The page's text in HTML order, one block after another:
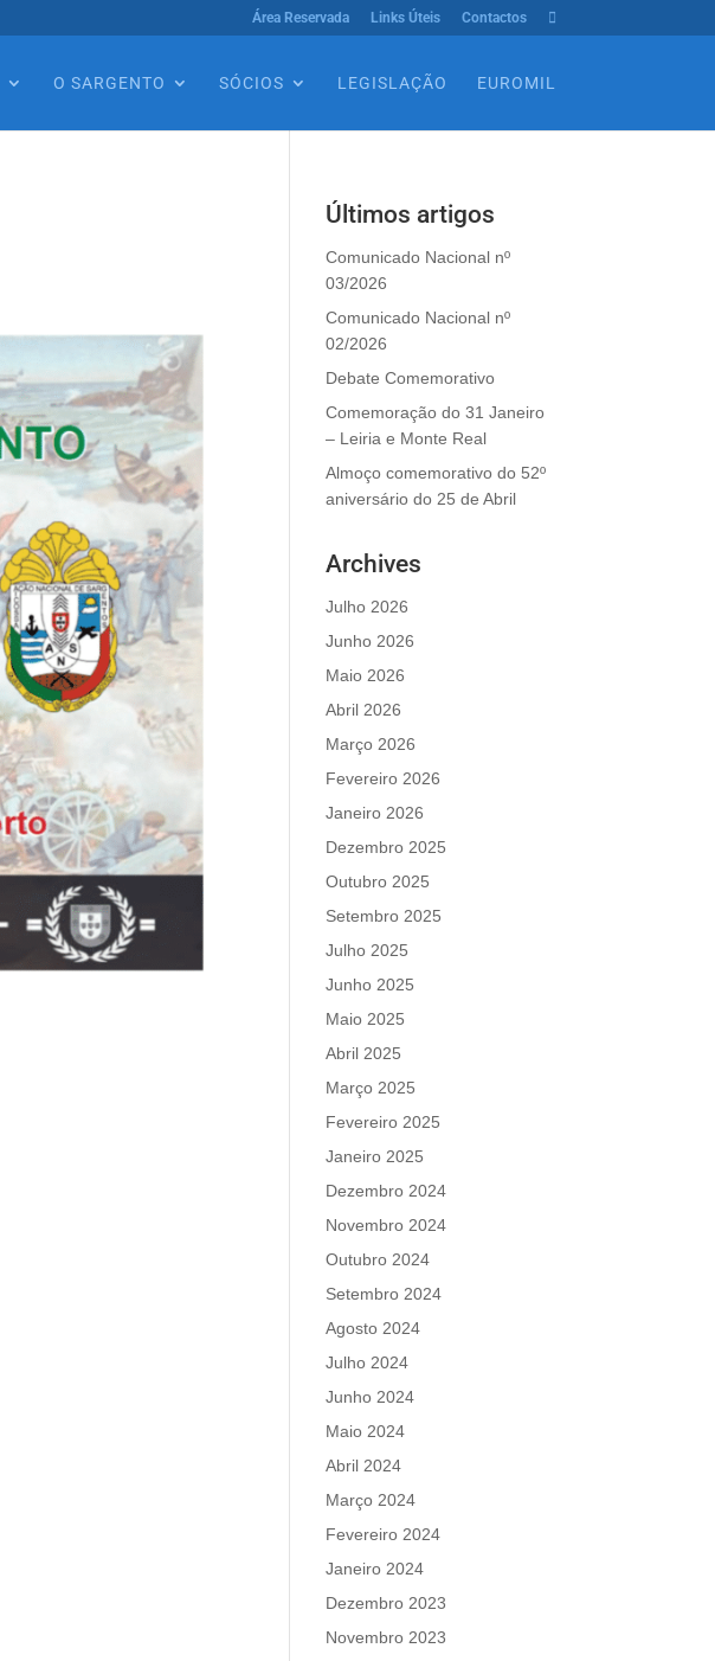
Área Reservada Links Úteis Contactos 
O SARGENTO SÓCIOS LEGISLAÇÃO EUROMIL
Últimos artigos
Comunicado Nacional nº
03/2026
Comunicado Nacional nº
02/2026
Debate Comemorativo
Comemoração do 31 Janeiro
– Leiria e Monte Real
Almoço comemorativo do 52º
aniversário do 25 de Abril
Archives
Julho 2026
Junho 2026
Maio 2026
Abril 2026
Março 2026
Fevereiro 2026
Janeiro 2026
Dezembro 2025
Outubro 2025
Setembro 2025
Julho 2025
Junho 2025
Maio 2025
Abril 2025
Março 2025
Fevereiro 2025
Janeiro 2025
Dezembro 2024
Novembro 2024
Outubro 2024
Setembro 2024
Agosto 2024
Julho 2024
Junho 2024
Maio 2024
Abril 2024
Março 2024
Fevereiro 2024
Janeiro 2024
Dezembro 2023
Novembro 2023